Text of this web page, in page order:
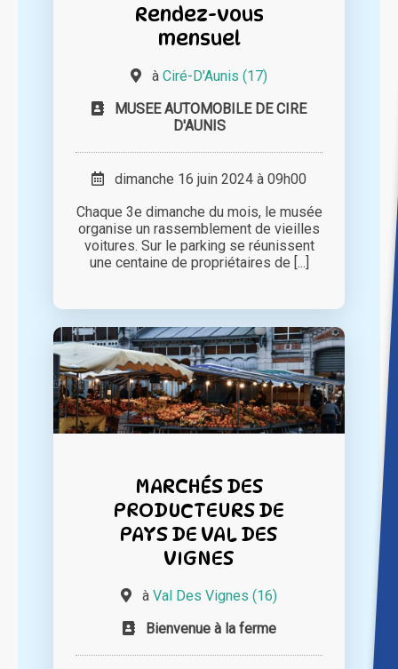
Rendez-vous
mensuel
à Ciré-D'Aunis (17)
MUSEE AUTOMOBILE DE CIRE
D'AUNIS
dimanche 16 juin 2024 à 09h00
Chaque 3e dimanche du mois, le musée
organise un rassemblement de vieilles
voitures. Sur le parking se réunissent
une centaine de propriétaires de [...]
MARCHÉS DES
PRODUCTEURS DE
PAYS DE VAL DES
VIGNES
à Val Des Vignes (16)
Bienvenue à la ferme